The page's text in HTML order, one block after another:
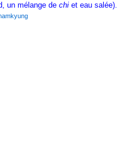
un mélange de chi et eau salée).